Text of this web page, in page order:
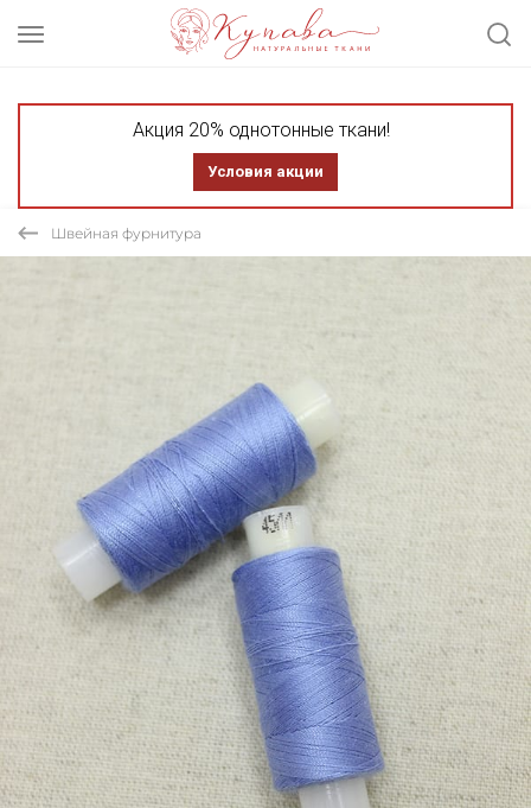
Акция 20% однотонные ткани!
Условия акции
Швейная фурнитура